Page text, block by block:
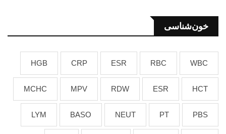
خون‌شناسی
WBC
RBC
ESR
CRP
HGB
HCT
ESR
RDW
MPV
MCHC
PBS
PT
NEUT
BASO
LYM